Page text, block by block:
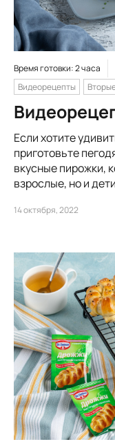
Время готовки: 2 часа
Видеорецепты
Если хотите
приготовьте
вкусные пирожки,
взрослые, но и
14 октября, 2022